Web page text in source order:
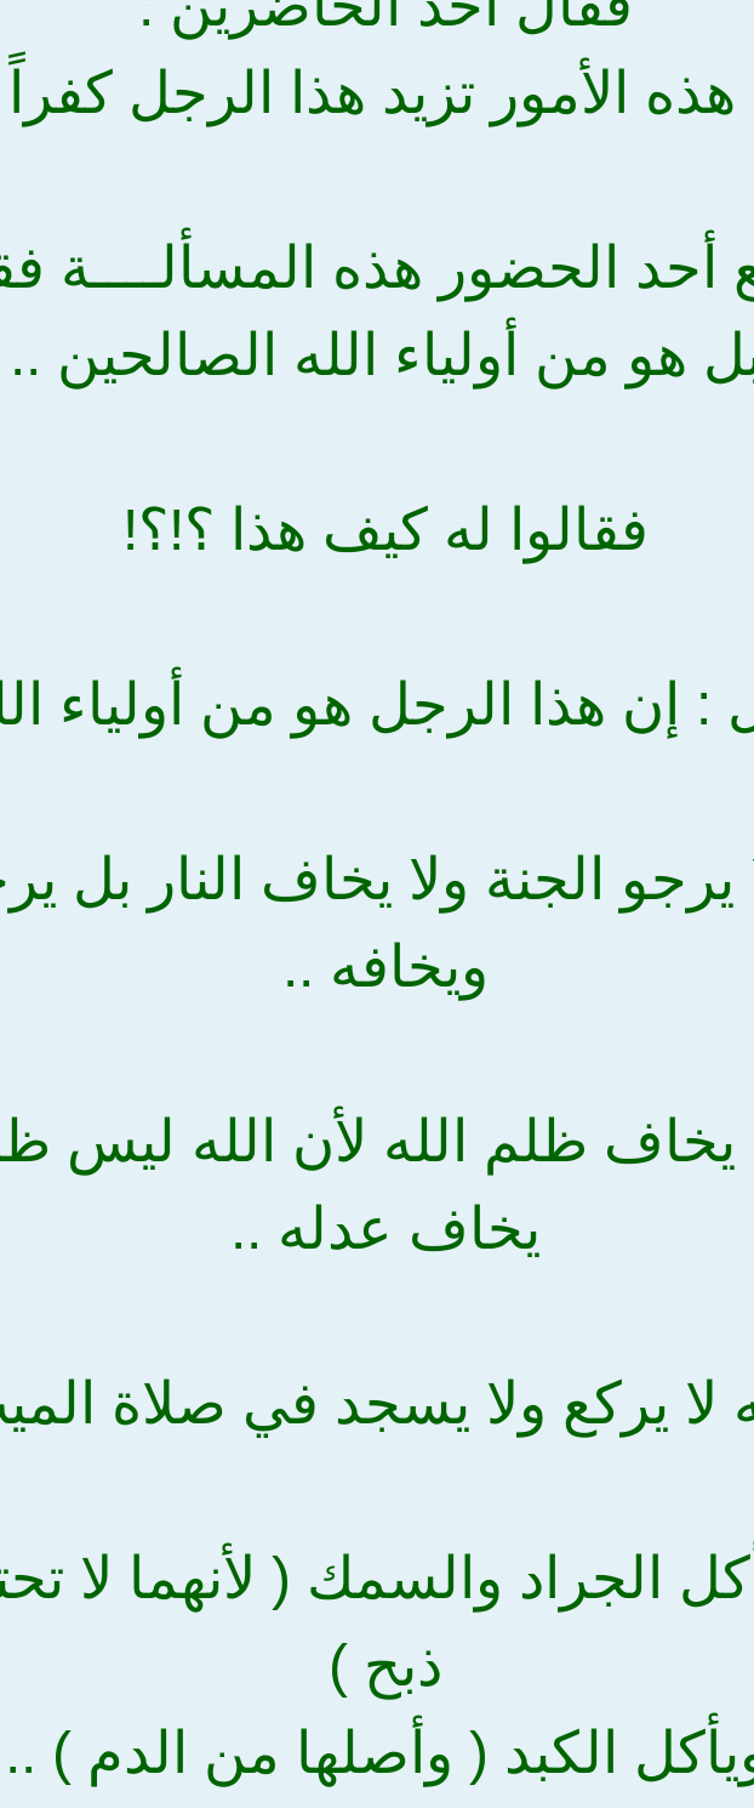
الأمور تزيد هذا الرجل
الحضور هذه المسألــــة
هو من أولياء الله الصالحين ..
فقالوا له كيف هذا ؟!؟!
: إن هذا الرجل هو من أولياء
يرجو الجنة ولا يخاف النار بل
ويخافه ..
يخاف ظلم الله لأن الله ليس
يخاف عدله ..
الجراد والسمك ( لأنهما لا
ذبح )
الكبد ( وأصلها من الدم ) ..